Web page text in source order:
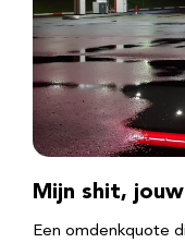
Mijn shit,
Een omdenkquote